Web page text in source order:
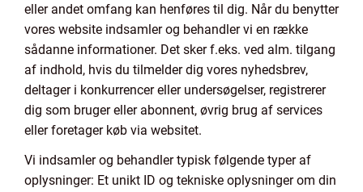
eller andet omfang kan henføres til dig. Når du benytter
vores website indsamler og behandler vi en række
sådanne informationer. Det sker f.eks. ved alm. tilgang
af indhold, hvis du tilmelder dig vores nyhedsbrev,
deltager i konkurrencer eller undersøgelser, registrerer
dig som bruger eller abonnent, øvrig brug af services
eller foretager køb via websitet.
Vi indsamler og behandler typisk følgende typer af
oplysninger: Et unikt ID og tekniske oplysninger om din